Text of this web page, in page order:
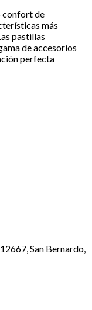
confort de
más
pastillas
de accesorios
perfecta
San Bernardo,